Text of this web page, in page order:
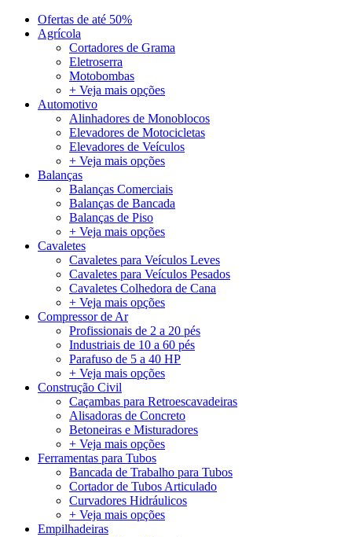
Ofertas de até 50%
Agrícola
Cortadores de Grama
Eletroserra
Motobombas
+ Veja mais opções
Automotivo
Alinhadores de Monoblocos
Elevadores de Motocicletas
Elevadores de Veículos
+ Veja mais opções
Balanças
Balanças Comerciais
Balanças de Bancada
Balanças de Piso
+ Veja mais opções
Cavaletes
Cavaletes para Veículos Leves
Cavaletes para Veículos Pesados
Cavaletes Colhedora de Cana
+ Veja mais opções
Compressor de Ar
Profissionais de 2 a 20 pés
Industriais de 10 a 60 pés
Parafuso de 5 a 40 HP
+ Veja mais opções
Construção Civil
Caçambas para Retroescavadeiras
Alisadoras de Concreto
Betoneiras e Misturadores
+ Veja mais opções
Ferramentas para Tubos
Bancada de Trabalho para Tubos
Cortador de Tubos Articulado
Curvadores Hidráulicos
+ Veja mais opções
Empilhadeiras